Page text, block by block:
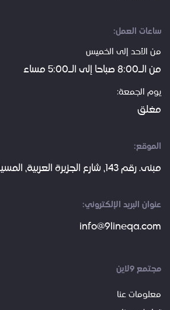
ساعات العمل:
من الأحد إلى الخميس
من الـ8:00 صباحا إلى الـ5:00 مساء
يوم الجمعة:
مغلق
الموقع:
مبنى. رقم 143، شارع الجزيرة العربية، المسيلة، الدوحة، قطر
عنوان البريد الإلكتروني:
info@9lineqa.com
مجتمع 9لاين
معلومات عنا